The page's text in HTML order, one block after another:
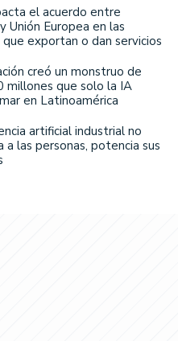
el acuerdo entre
Unión Europea en las
exportan o dan servicios
creó un monstruo de
millones que solo la IA
en Latinoamérica
artificial industrial no
a las personas, potencia sus